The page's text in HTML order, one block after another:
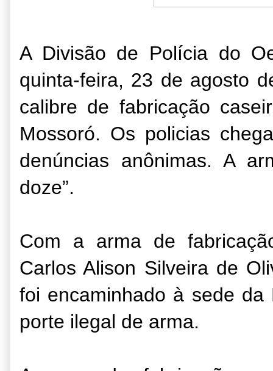
A Divisão de Polícia do
quinta-feira, 23 de agosto
calibre de fabricação
Mossoró. Os policias
denúncias anônimas. A
doze”.
Com a arma de
Carlos Alison Silveira de
foi encaminhado à sede
porte ilegal de arma.